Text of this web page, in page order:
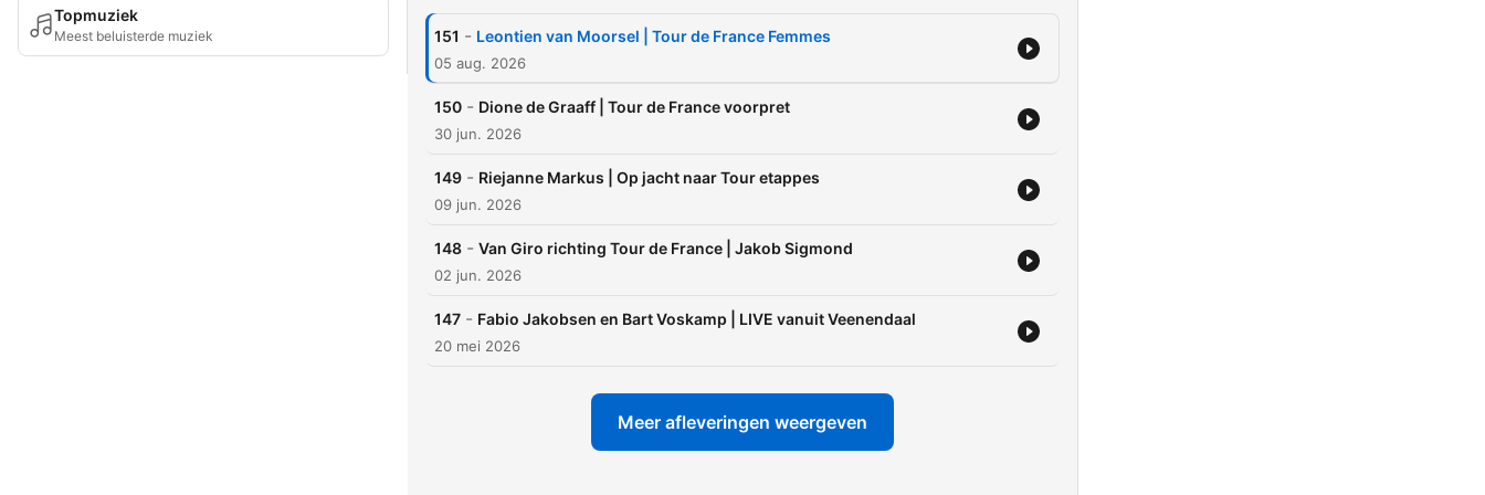
Topmuziek
Meest beluisterde muziek 151 - Leontien van Moorsel | Tour de France Femmes
05 aug. 2026
150 - Dione de Graaff | Tour de France voorpret
30 jun. 2026
149 - Riejanne Markus | Op jacht naar Tour etappes
09 jun. 2026
148 - Van Giro richting Tour de France | Jakob Sigmond
02 jun. 2026
147 - Fabio Jakobsen en Bart Voskamp | LIVE vanuit Veenendaal
20 mei 2026
Meer afleveringen weergeven